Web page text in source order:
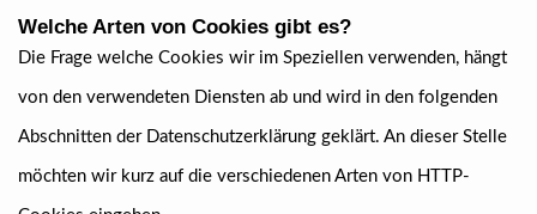
Welche Arten von Cookies gibt es?
Die Frage welche Cookies wir im Speziellen verwenden, hängt
von den verwendeten Diensten ab und wird in den folgenden
Abschnitten der Datenschutzerklärung geklärt. An dieser Stelle
möchten wir kurz auf die verschiedenen Arten von HTTP-